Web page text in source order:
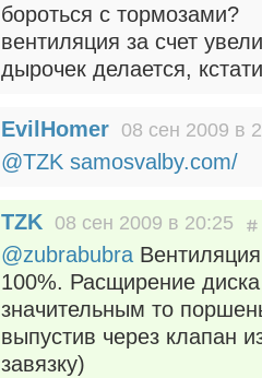
бороться с тормозами?
вентиляция за счет
дырочек делается,
EvilHomer 08 сен 2009 в
@TZK samosvalby.com/
TZK 08 сен 2009 в 20:25
@zubrabubra
100%. Расщирение
значительным то
выпустив через клапан
завязку)